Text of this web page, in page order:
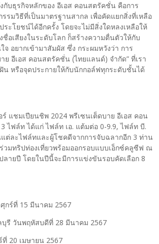
บธุรกิจหลักของ อีเอส คอนสตรัคชั่น คือการ
มวิธีที่เป็นมาตรฐานสากล เพื่อคัดแยกสิ่งที่เหลือ
ะโยชน์ได้อีกครั้ง โดยจะไม่มีสิ่งใดหลงเหลือให้
อเสียงในระดับโลก ก็สร้างความตื่นตัวให้กับ
อยากเข้ามาสัมผัส ซึ่ง กระผมหวังว่า การ
ย อีเอส คอนสตรัคชั่น (ไทยแลนด์) จำกัด” ที่เรา
หรือจุดประกายให้กับนักกอล์ฟทุกระดับชั้นได้
แชมเปียนชิพ 2024 พรีเซนเต็ดบาย อีเอส คอน
ไฟล์ท ได้แก่ ไฟล์ท เอ. แต้มต่อ 0-9.9, ไฟล์ท บี.
ต่ละไฟล์ทและผู้โชคดีจากการจับฉลากอีก 3 ท่าน
วมทริปท่องเที่ยวพร้อมออกรอบแบบเอ็กซ์คลูซีฟ ณ
ายปี โดยในปีนี้จะมีการแข่งขันรอบคัดเลือก 8
กร์ที่ 15 มีนาคม 2567
รี วันพฤหัสบดีที่ 28 มีนาคม 2567
20 เมษายน 2567